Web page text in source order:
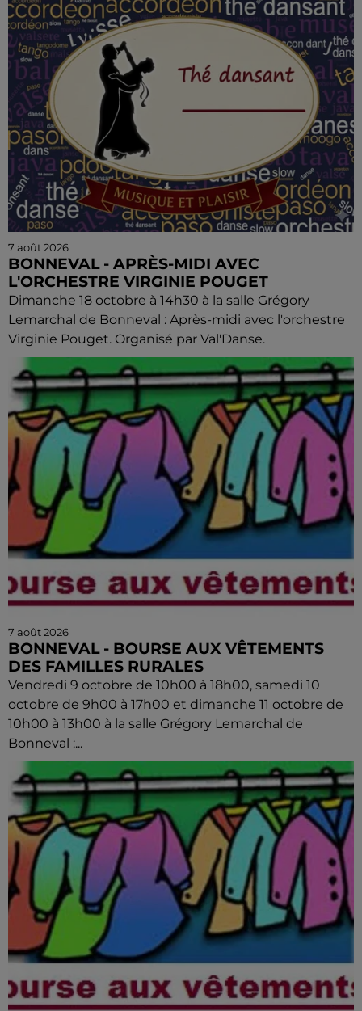
7 août 2026
BONNEVAL - APRÈS-MIDI AVEC
L'ORCHESTRE VIRGINIE POUGET
Dimanche 18 octobre à 14h30 à la salle Grégory
Lemarchal de Bonneval : Après-midi avec l'orchestre
Virginie Pouget. Organisé par Val'Danse.
7 août 2026
BONNEVAL - BOURSE AUX VÊTEMENTS
DES FAMILLES RURALES
Vendredi 9 octobre de 10h00 à 18h00, samedi 10
octobre de 9h00 à 17h00 et dimanche 11 octobre de
10h00 à 13h00 à la salle Grégory Lemarchal de
Bonneval :...